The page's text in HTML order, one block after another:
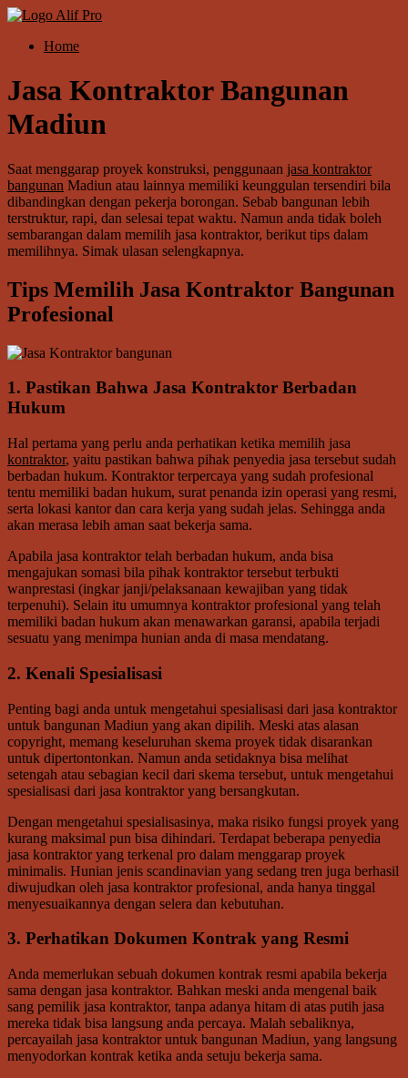
Skip
content
Alif
Menu Home
Jasa Kontraktor Bangunan
Madiun
Saat menggarap proyek konstruksi, penggunaan jasa kontraktor
bangunan Madiun atau lainnya memiliki keunggulan tersendiri bila
dibandingkan dengan pekerja borongan. Sebab bangunan lebih
terstruktur, rapi, dan selesai tepat waktu. Namun anda tidak boleh
sembarangan dalam memilih jasa kontraktor, berikut tips dalam
memilihnya. Simak ulasan selengkapnya.
Tips Memilih Jasa Kontraktor Bangunan
Profesional
1. Pastikan Bahwa Jasa Kontraktor Berbadan
Hukum
Hal pertama yang perlu anda perhatikan ketika memilih jasa
kontraktor, yaitu pastikan bahwa pihak penyedia jasa tersebut sudah
berbadan hukum. Kontraktor terpercaya yang sudah profesional
tentu memiliki badan hukum, surat penanda izin operasi yang resmi,
serta lokasi kantor dan cara kerja yang sudah jelas. Sehingga anda
akan merasa lebih aman saat bekerja sama.
Apabila jasa kontraktor telah berbadan hukum, anda bisa
mengajukan somasi bila pihak kontraktor tersebut terbukti
wanprestasi (ingkar janji/pelaksanaan kewajiban yang tidak
terpenuhi). Selain itu umumnya kontraktor profesional yang telah
memiliki badan hukum akan menawarkan garansi, apabila terjadi
sesuatu yang menimpa hunian anda di masa mendatang.
2. Kenali Spesialisasi
Penting bagi anda untuk mengetahui spesialisasi dari jasa kontraktor
untuk bangunan Madiun yang akan dipilih. Meski atas alasan
copyright, memang keseluruhan skema proyek tidak disarankan
untuk dipertontonkan. Namun anda setidaknya bisa melihat
setengah atau sebagian kecil dari skema tersebut, untuk mengetahui
spesialisasi dari jasa kontraktor yang bersangkutan.
Dengan mengetahui spesialisasinya, maka risiko fungsi proyek yang
kurang maksimal pun bisa dihindari. Terdapat beberapa penyedia
jasa kontraktor yang terkenal pro dalam menggarap proyek
minimalis. Hunian jenis scandinavian yang sedang tren juga berhasil
diwujudkan oleh jasa kontraktor profesional, anda hanya tinggal
menyesuaikannya dengan selera dan kebutuhan.
3. Perhatikan Dokumen Kontrak yang Resmi
Anda memerlukan sebuah dokumen kontrak resmi apabila bekerja
sama dengan jasa kontraktor. Bahkan meski anda mengenal baik
sang pemilik jasa kontraktor, tanpa adanya hitam di atas putih jasa
mereka tidak bisa langsung anda percaya. Malah sebaliknya,
percayailah jasa kontraktor untuk bangunan Madiun, yang langsung
menyodorkan kontrak ketika anda setuju bekerja sama.